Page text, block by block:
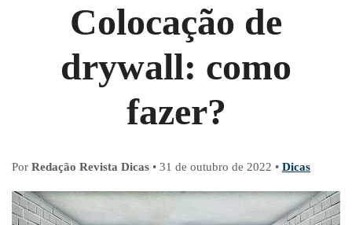
Colocação de
drywall: como
fazer?
Por Redação Revista Dicas • 31 de outubro de 2022 • Dicas